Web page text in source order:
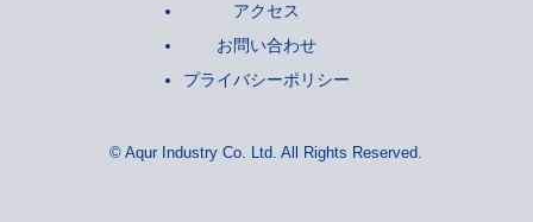
アクセス
お問い合わせ
プライバシーポリシー
© Aqur Industry Co. Ltd. All Rights Reserved.